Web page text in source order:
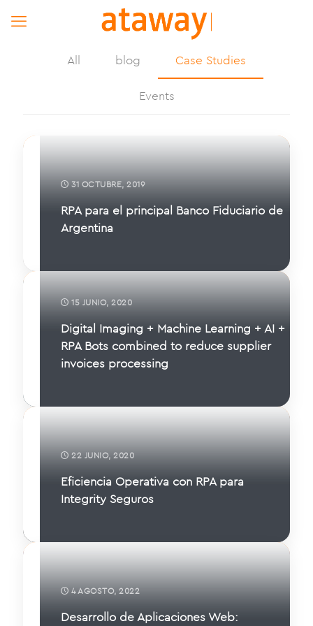
All blog Case Studies
Events
31 OCTUBRE, 2019
RPA para el principal Banco Fiduciario de
Argentina
15 JUNIO, 2020
Digital Imaging + Machine Learning + AI +
RPA Bots combined to reduce supplier
invoices processing
22 JUNIO, 2020
Eficiencia Operativa con RPA para
Integrity Seguros
4 AGOSTO, 2022
Desarrollo de Aplicaciones Web: